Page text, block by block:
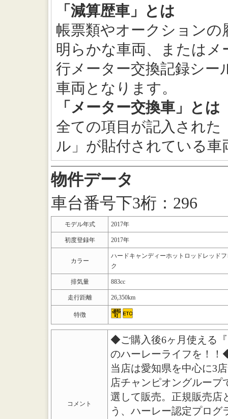
「減算歴車」とは
帳票類やオークションの
明らかな車両、または
行メーター交換記録シー
車両となります。
「メーター交換車」とは
全ての項目が記入された
ル」が貼付されている
物件データ
車台番号下3桁：296
モデル年式 2017年
初度登録年 2017年
カラー
ハードキャンディーホットロッドレッド
ク
排気量 883cc
走行距離 26,350km
特徴
コメント
◆ご購入後6ヶ月使える
のハーレーライフを！
当店は愛知県を中心に3
店チャンピオングループ
選して販売。正規販売店
う、ハーレー認定プログ